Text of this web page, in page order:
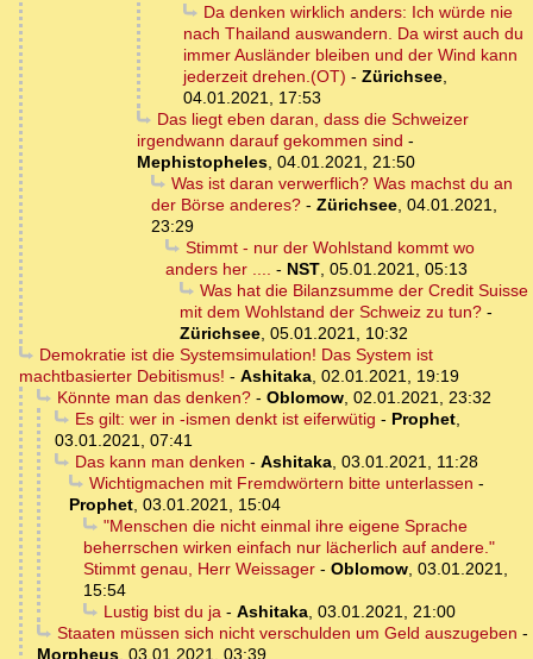
Da denken wirklich anders: Ich würde nie
nach Thailand auswandern. Da wirst auch du
immer Ausländer bleiben und der Wind kann
jederzeit drehen.(OT) - Zürichsee,
04.01.2021, 17:53
Das liegt eben daran, dass die Schweizer
irgendwann darauf gekommen sind -
Mephistopheles, 04.01.2021, 21:50
Was ist daran verwerflich? Was machst du an
der Börse anderes? - Zürichsee, 04.01.2021,
23:29
Stimmt - nur der Wohlstand kommt wo
anders her .... - NST, 05.01.2021, 05:13
Was hat die Bilanzsumme der Credit Suisse
mit dem Wohlstand der Schweiz zu tun? -
Zürichsee, 05.01.2021, 10:32
Demokratie ist die Systemsimulation! Das System ist
machtbasierter Debitismus! - Ashitaka, 02.01.2021, 19:19
Könnte man das denken?- Oblomow, 02.01.2021, 23:32
Es gilt: wer in -ismen denkt ist eiferwütig - Prophet,
03.01.2021, 07:41
Das kann man denken - Ashitaka, 03.01.2021, 11:28
Wichtigmachen mit Fremdwörtern bitte unterlassen -
Prophet, 03.01.2021, 15:04
"Menschen die nicht einmal ihre eigene Sprache
beherrschen wirken einfach nur lächerlich auf andere."
Stimmt genau, Herr Weissager - Oblomow, 03.01.2021,
15:54
Lustig bist du ja- Ashitaka, 03.01.2021, 21:00
Staaten müssen sich nicht verschulden um Geld auszugeben -
Morpheus, 03.01.2021, 03:39